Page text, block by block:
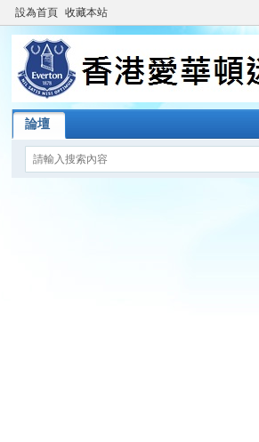
設為首頁 收藏本站
論壇